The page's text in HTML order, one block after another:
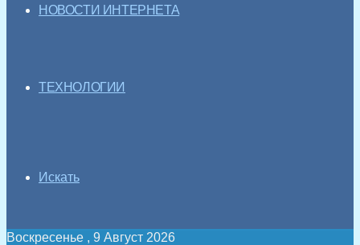
НОВОСТИ ИНТЕРНЕТА
ТЕХНОЛОГИИ
Искать
Воскресенье , 9 Август 2026